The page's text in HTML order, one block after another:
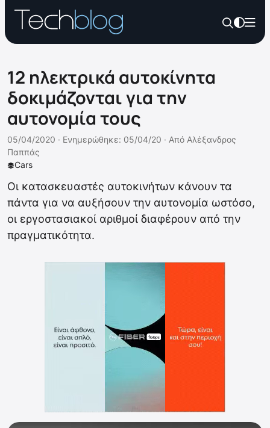
12 ηλεκτρικά αυτοκίνητα
δοκιμάζονται για την
αυτονομία τους
Cars
05/04/2020 · Ενημερώθηκε: 05/04/20 · Από Αλέξανδρος
Παππάς
Οι κατασκευαστές αυτοκινήτων κάνουν τα
πάντα για να αυξήσουν την αυτονομία ωστόσο,
οι εργοστασιακοί αριθμοί διαφέρουν από την
πραγματικότητα.